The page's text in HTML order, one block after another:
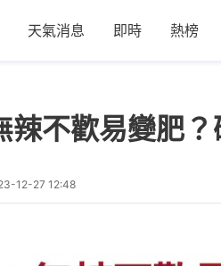
天氣消息 即時 熱榜
辣不歡易變肥
12-27 12:48